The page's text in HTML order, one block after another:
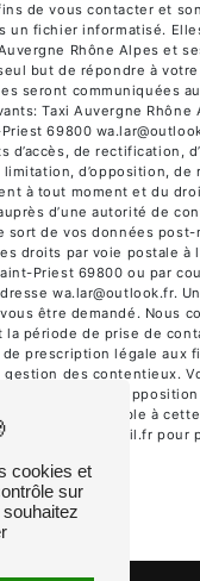
de vous contacter et
un fichier informatisé.
Rhône Alpes et
but de répondre à votre
seront communiquées
Taxi Auvergne Rhône
69800
d’accès, de rectification,
d’opposition, de
à tout moment et du
d’une autorité de
sort de vos données post-
droits par voie postale à
Priest 69800 ou par
wa.lar@outlook.fr.
être demandé. Nous
la période de prise de
prescription légale aux
des contentieux.
sur la liste d'opposition
disponible à
le site cnil.fr pour
cookies et
sur